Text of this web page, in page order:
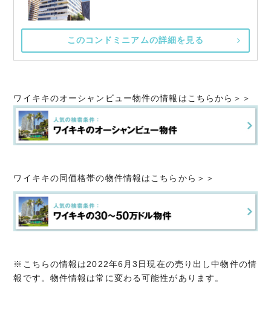
このコンドミニアムの詳細を見る
ワイキキのオーシャンビュー物件の情報はこちらから＞＞
ワイキキの同価格帯の物件情報はこちらから＞＞
※こちらの情報は2022年6月3日現在の売り出し中物件の情
報です。物件情報は常に変わる可能性があります。